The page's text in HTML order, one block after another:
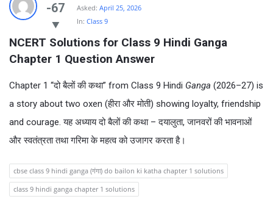
-67 Asked: April 25, 2026
In: Class 9
NCERT Solutions for Class 9 Hindi Ganga
Chapter 1 Question Answer
Chapter 1 “दो बैलों की कथा” from Class 9 Hindi Ganga (2026–27) is
a story about two oxen (हीरा और मोती) showing loyalty, friendship
and courage. यह अध्याय दो बैलों की कथा – दयालुता, जानवरों की भावनाओं
और स्वतंत्रता तथा गरिमा के महत्व को उजागर करता है।
cbse class 9 hindi ganga (गंगा) do bailon ki katha chapter 1 solutions
class 9 hindi ganga chapter 1 solutions